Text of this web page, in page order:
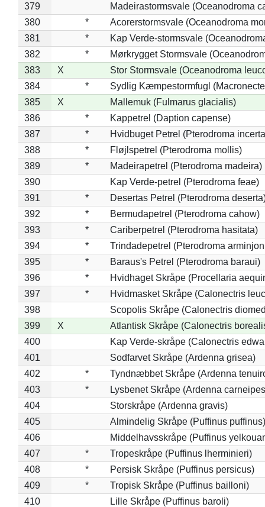
379
Madeirastormsvale (Oceanodroma
380
*
Acorerstormsvale (Oceanodroma
381
*
Kap Verde-stormsvale
382
*
Mørkrygget Stormsvale
383
X
Stor Stormsvale (Oceanodroma
384
*
Sydlig Kæmpestormfugl
385
X
Mallemuk (Fulmarus glacialis)
386
*
Kappetrel (Daption capense)
387
*
Hvidbuget Petrel (Pterodroma
388
*
Fløjlspetrel (Pterodroma mollis)
389
*
Madeirapetrel (Pterodroma madeira)
390
Kap Verde-petrel (Pterodroma feae)
391
*
Desertas Petrel (Pterodroma
392
*
Bermudapetrel (Pterodroma cahow)
393
*
Cariberpetrel (Pterodroma hasitata)
394
*
Trindadepetrel (Pterodroma
395
*
Baraus's Petrel (Pterodroma baraui)
396
*
Hvidhaget Skråpe (Procellaria
397
*
Hvidmasket Skråpe (Calonectris
398
Scopolis Skråpe (Calonectris
399
X
Atlantisk Skråpe (Calonectris
400
Kap Verde-skråpe (Calonectris
401
Sodfarvet Skråpe (Ardenna grisea)
402
*
Tyndnæbbet Skråpe (Ardenna
403
*
Lysbenet Skråpe (Ardenna
404
Storskråpe (Ardenna gravis)
405
Almindelig Skråpe (Puffinus puffinus)
406
Middelhavsskråpe (Puffinus
407
*
Tropeskråpe (Puffinus lherminieri)
408
*
Persisk Skråpe (Puffinus persicus)
409
*
Tropisk Skråpe (Puffinus bailloni)
410
Lille Skråpe (Puffinus baroli)